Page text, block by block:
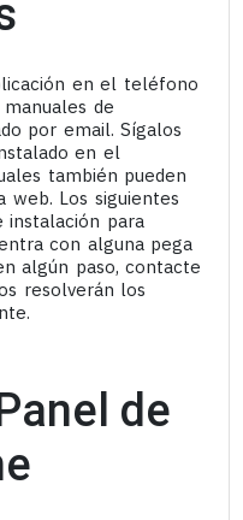
en el teléfono
de
por email. Sígalos
en el
también pueden
web. Los siguientes
instalación para
con alguna pega
algún paso, contacte
resolverán los
de